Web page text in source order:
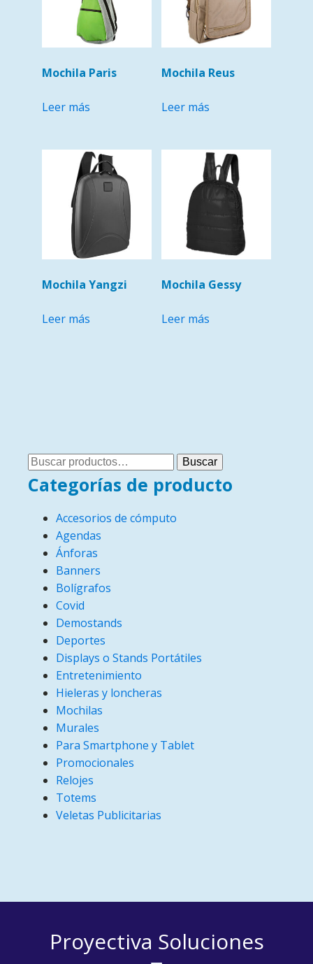
Mochila Paris
Leer más
Mochila Reus
Leer más
Mochila Yangzi
Leer más
Mochila Gessy
Leer más
Buscar
por:
Buscar
Categorías de producto
Accesorios de cómputo
Agendas
Ánforas
Banners
Bolígrafos
Covid
Demostands
Deportes
Displays o Stands Portátiles
Entretenimiento
Hieleras y loncheras
Mochilas
Murales
Para Smartphone y Tablet
Promocionales
Relojes
Totems
Veletas Publicitarias
Proyectiva Soluciones